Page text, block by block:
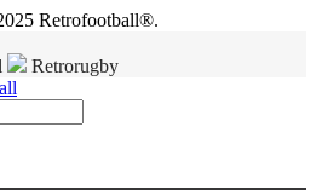
Retrofootball®.
Retrorugby